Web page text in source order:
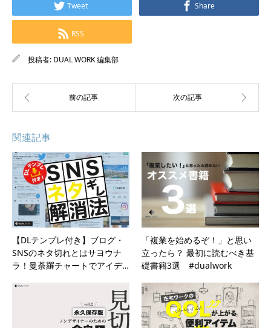
Tweet Share
RSS
投稿者: DUAL WORK 編集部
関連記事
【DLテンプレ付き】ブログ・
SNSのネタ切れとはサヨウナ
ラ！曼荼羅チャートでアイデ…
「複業を始めるぞ！」と思い
立ったら？ 最初に読むべき基
礎書籍3選 #dualwork